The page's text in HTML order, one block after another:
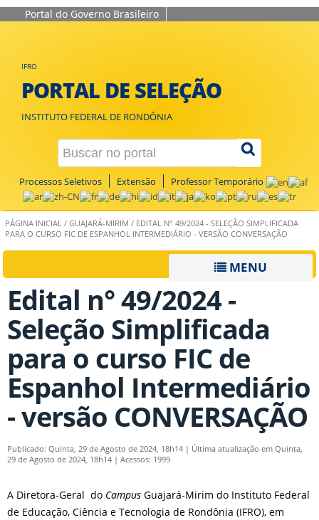
Portal do Governo Brasileiro
IFRO
PORTAL DE SELEÇÃO
INSTITUTO FEDERAL DE RONDÔNIA
Processos Seletivos Extensão Professor Temporário
PÁGINA INICIAL / GUAJARÁ-MIRIM / EDITAL N° 49/2024 - SELEÇÃO SIMPLIFICADA
PARA O CURSO FIC DE ESPANHOL INTERMEDIÁRIO - VERSÃO CONVERSAÇÃO
MENU
Edital n° 49/2024 -
Seleção Simplificada
para o curso FIC de
Espanhol Intermediário
- versão CONVERSAÇÃO
Publicado: Quinta, 29 de Agosto de 2024, 18h14 | Última atualização em Quinta,
29 de Agosto de 2024, 18h14 | Acessos: 1999
A Diretora-Geral do Campus Guajará-Mirim do Instituto Federal
de Educação, Ciência e Tecnologia de Rondônia (IFRO), em